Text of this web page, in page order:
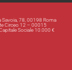
Savoia, 78, 00198 Roma
Circeo 12 – 00015
Sociale 10.000 €